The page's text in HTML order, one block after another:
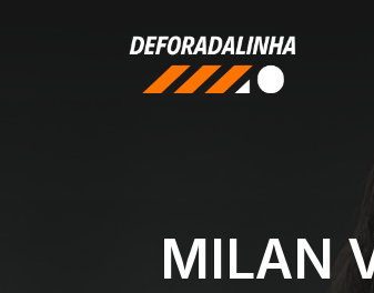
MILAN